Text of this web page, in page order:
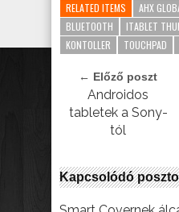
RELATED ITEMS AHX
BLUETOOTH
ITABLET
KONTOLLER
TOUCHPAD
← Előző poszt
Androidos
tabletek a Sony-
tól
Kapcsolódó